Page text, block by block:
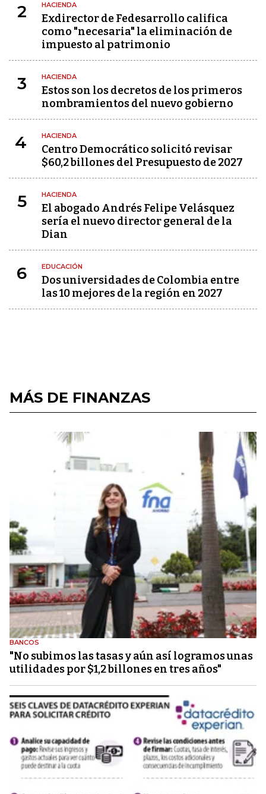
2 HACIENDA
Exdirector de Fedesarrollo califica
como "necesaria" la eliminación de
impuesto al patrimonio
3 HACIENDA
Estos son los decretos de los primeros
nombramientos del nuevo gobierno
4 HACIENDA
Centro Democrático solicitó revisar
$60,2 billones del Presupuesto de 2027
5 HACIENDA
El abogado Andrés Felipe Velásquez
sería el nuevo director general de la
Dian
6 EDUCACIÓN
Dos universidades de Colombia entre
las 10 mejores de la región en 2027
MÁS DE FINANZAS
BANCOS
"No subimos las tasas y aún así logramos unas
utilidades por $1,2 billones en tres años"